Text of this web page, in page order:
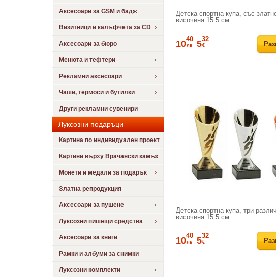
Аксесоари за GSM и бадж
Визитници и калъфчета за CD
Аксесоари за бюро
Менюта и тефтери
Рекламни аксесоари
Чаши, термоси и бутилки
Други рекламни сувенири
Луксозни подаръци
Картина по индивидуален проект
Картини върху Врачански камък
Монети и медали за подарък
Златна репродукция
Аксесоари за пушене
Луксозни пишещи средства
Аксесоари за книги
Рамки и албуми за снимки
Луксозни комплекти
Детска спортна купа, със
височина 15.5 см
1040
лв 532
€
Детска спортна купа, три
височина 15.5 см
1040
лв 532
€